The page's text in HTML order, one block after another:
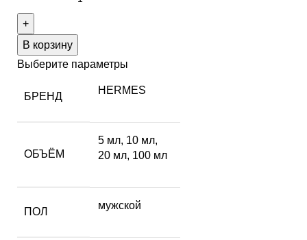
В корзину
Выберите параметры
БРЕНД
HERMES
ОБЪЁМ
5 мл, 10 мл,
20 мл, 100 мл
ПОЛ
мужской